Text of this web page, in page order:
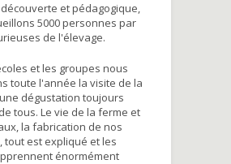
et pédagogique,
5000 personnes par
de l'élevage.
et les groupes nous
toute l'année la visite de la
dégustation toujours
tous. Le vie de la ferme et
la fabrication de nos
tout est expliqué et les
énormément